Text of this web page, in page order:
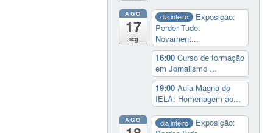
AGO
17
seg
dia inteiro
Exposição:
Perder Tudo.
Novament...
16:00Curso de formação
em Jornalismo ...
19:00Aula Magna do
IELA: Homenagem ao...
AGO dia inteiro
Exposição: